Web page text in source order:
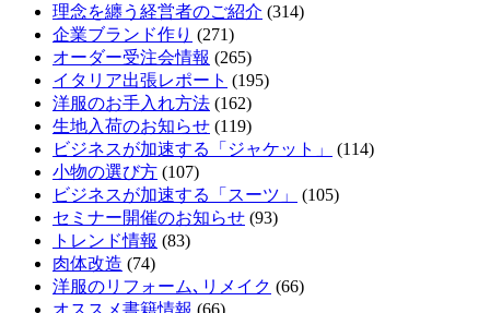
理念を纏う経営者のご紹介 (314)
企業ブランド作り (271)
オーダー受注会情報 (265)
イタリア出張レポート (195)
洋服のお手入れ方法 (162)
生地入荷のお知らせ (119)
ビジネスが加速する「ジャケット」
(114)
小物の選び方 (107)
ビジネスが加速する「スーツ」
(105)
セミナー開催のお知らせ (93)
トレンド情報 (83)
肉体改造 (74)
洋服のリフォーム､リメイク (66)
オススメ書籍情報 (66)